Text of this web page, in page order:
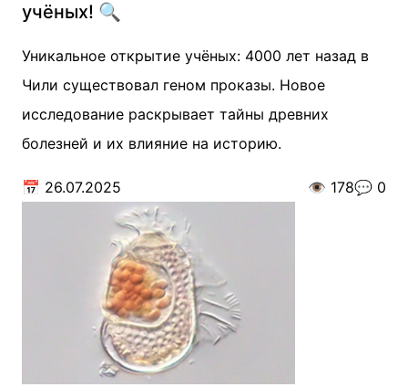
учёных! 🔍
Уникальное открытие учёных: 4000 лет назад в
Чили существовал геном проказы. Новое
исследование раскрывает тайны древних
болезней и их влияние на историю.
📅 26.07.2025 👁️ 178💬 0